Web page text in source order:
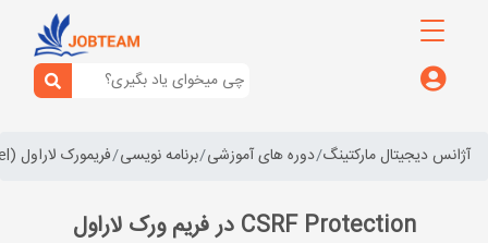
آژانس دیجیتال مارکتینگ دوره های آموزشی برنامه نویسی فریمورک لاراول (laravel)
CSRF Protection در فریم ورک لاراول